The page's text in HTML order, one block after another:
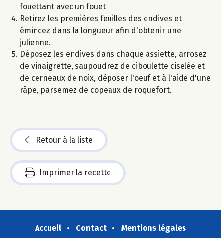
fouettant avec un fouet
Retirez les premières feuilles des endives et
émincez dans la longueur afin d'obtenir une
julienne.
Déposez les endives dans chaque assiette, arrosez
de vinaigrette, saupoudrez de ciboulette ciselée et
de cerneaux de noix, déposer l'oeuf et à l'aide d'une
râpe, parsemez de copeaux de roquefort.
Retour à la liste
Imprimer la recette
Accueil Contact
Mentions légales